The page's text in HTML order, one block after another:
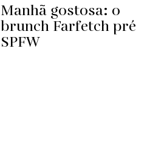
Manhã gostosa: o
brunch Farfetch pré
SPFW